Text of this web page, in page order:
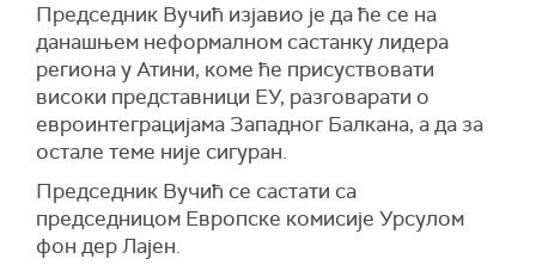
Председник Вучић изјавио је да ће се на
данашњем неформалном састанку лидера
региона у Атини, коме ће присуствовати
високи представници ЕУ, разговарати о
евроинтеграцијама Западног Балкана, а да за
остале теме није сигуран.
Председник Вучић се састати са
председницом Европске комисије Урсулом
фон дер Лајен.